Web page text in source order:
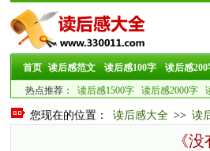
首页 读后感范文 读后感100字 读后感200
热点推荐： 读后感1500字 读后感2000字
您现在的位置： 读后感大全 >> 读
《